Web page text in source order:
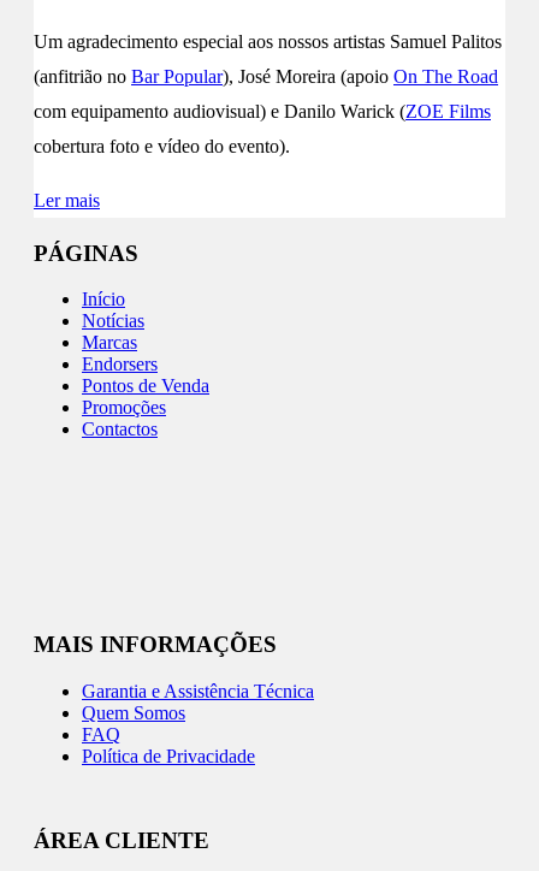
Um agradecimento especial aos nossos artistas Samuel Palitos
(anfitrião no Bar Popular), José Moreira (apoio On The Road
com equipamento audiovisual) e Danilo Warick (ZOE Films
cobertura foto e vídeo do evento).
Ler mais
PÁGINAS
Início
Notícias
Marcas
Endorsers
Pontos de Venda
Promoções
Contactos
MAIS INFORMAÇÕES
Garantia e Assistência Técnica
Quem Somos
FAQ
Política de Privacidade
ÁREA CLIENTE